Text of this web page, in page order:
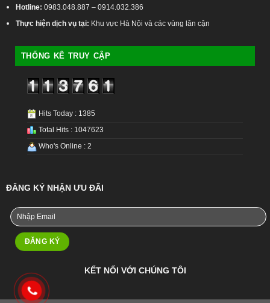
Hotline: 0983.048.887 – 0914.032.386
Thực hiện dịch vụ tại: Khu vực Hà Nội và các vùng lân cận
THỐNG KÊ TRUY CẬP
Hits Today : 1385
Total Hits : 1047623
Who's Online : 2
ĐĂNG KÝ NHẬN ƯU ĐÃI
KẾT NỐI VỚI CHÚNG TÔI